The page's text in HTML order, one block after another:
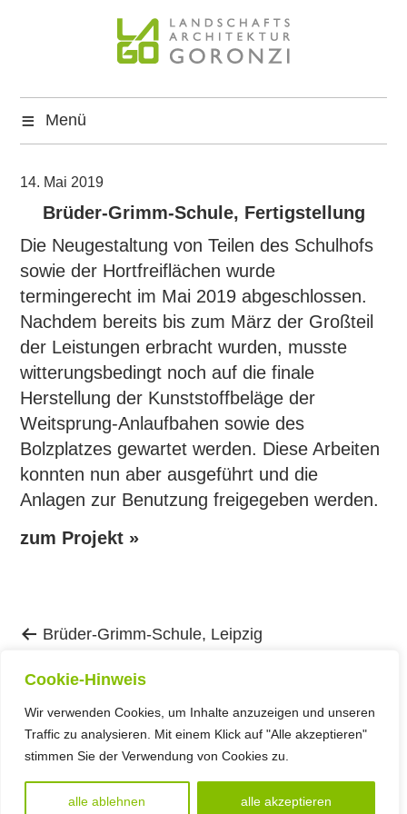
Cookie-Hinweis
Wir verwenden Cookies, um Inhalte anzuzeigen und unseren
Traffic zu analysieren. Mit einem Klick auf "Alle akzeptieren"
stimmen Sie der Verwendung von Cookies zu.
alle ablehnen alle akzeptieren
LAGO
Landschaftsarchitektur
Freianlagen, konzeptionelle Planungen,
Menü
14. Mai 2019
Brüder-Grimm-Schule, Fertigstellung
Die Neugestaltung von Teilen des Schulhofs
sowie der Hortfreiflächen wurde
termingerecht im Mai 2019 abgeschlossen.
Nachdem bereits bis zum März der Großteil
der Leistungen erbracht wurden, musste
witterungsbedingt noch auf die finale
Herstellung der Kunststoffbeläge der
Weitsprung-Anlaufbahen sowie des
Bolzplatzes gewartet werden. Diese Arbeiten
konnten nun aber ausgeführt und die
Anlagen zur Benutzung freigegeben werden.
zum Projekt »
Beitragsnavigation
Vorheriger
Brüder-Grimm-Schule, Leipzig
Kontakt|Datenschutz|Impressum